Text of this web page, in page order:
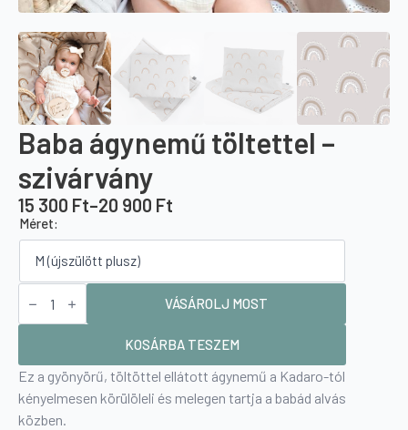
Baba ágynemű töltettel –
szivárvány
15 300 Ft–20 900 Ft
Ártartomány:
15
300 Ft
-
20
900 Ft
Méret:
Baba
ágynemű
-
VÁSÁROLJ MOST
KOSÁRBA TESZEM
Ez a gyönyörű, töltöttel ellátott ágynemű a Kadaro-tól
kényelmesen körülöleli és melegen tartja a babád alvás
közben.